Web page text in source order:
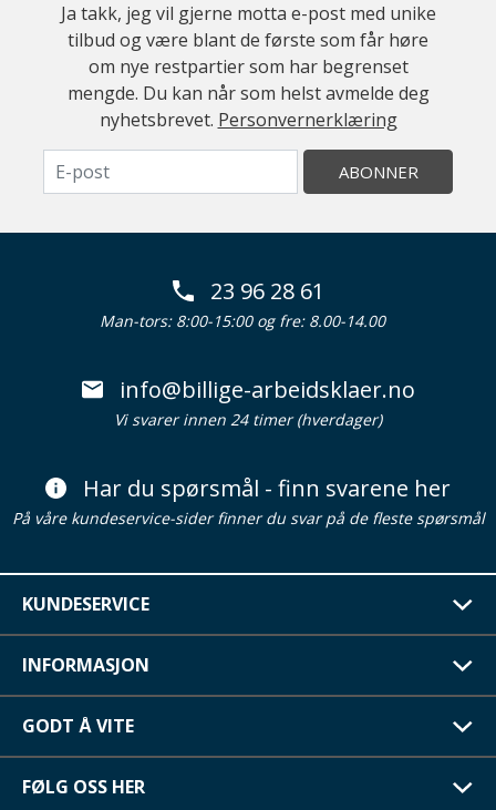
Ja takk, jeg vil gjerne motta e-post med unike
tilbud og være blant de første som får høre
om nye restpartier som har begrenset
mengde. Du kan når som helst avmelde deg
nyhetsbrevet. Personvernerklæring
ABONNER
23 96 28 61
Man-tors: 8:00-15:00 og fre: 8.00-14.00
info@billige-arbeidsklaer.no
Vi svarer innen 24 timer (hverdager)
Har du spørsmål - finn svarene her
På våre kundeservice-sider finner du svar på de fleste spørsmål
KUNDESERVICE
INFORMASJON
GODT Å VITE
FØLG OSS HER